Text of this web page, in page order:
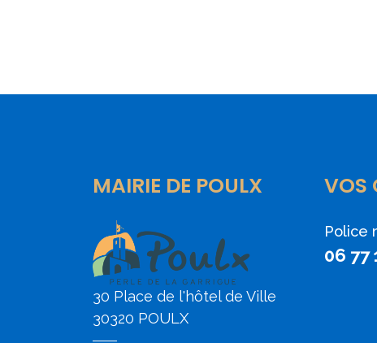
MAIRIE DE POULX
30 Place de l'hôtel de Ville
30320 POULX
VOS
Police
06 77